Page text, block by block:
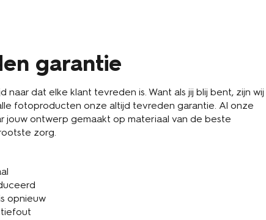
garantie
naar dat elke klant tevreden is. Want als jij blij bent, zijn wij
fotoproducten onze altijd tevreden garantie. Al onze
jouw ontwerp gemaakt op materiaal van de beste
zorg.
opnieuw